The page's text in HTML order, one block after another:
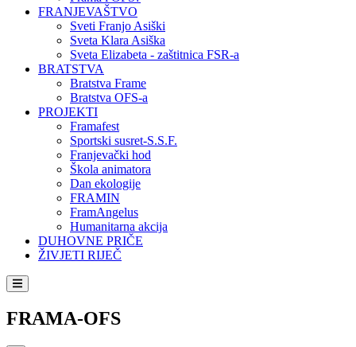
FRANJEVAŠTVO
Sveti Franjo Asiški
Sveta Klara Asiška
Sveta Elizabeta - zaštitnica FSR-a
BRATSTVA
Bratstva Frame
Bratstva OFS-a
PROJEKTI
Framafest
Sportski susret-S.S.F.
Franjevački hod
Škola animatora
Dan ekologije
FRAMIN
FramAngelus
Humanitarna akcija
DUHOVNE PRIČE
ŽIVJETI RIJEČ
FRAMA-OFS